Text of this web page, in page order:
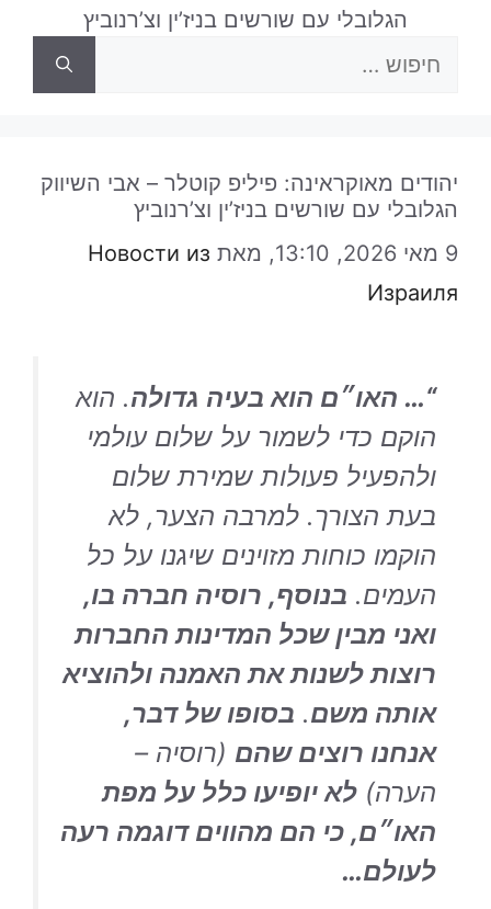
הגלובלי עם שורשים בניז’ין וצ’רנוביץ
יהודים מאוקראינה: פיליפ קוטלר – אבי השיווק
הגלובלי עם שורשים בניז’ין וצ’רנוביץ
9 מאי 2026, 13:10,
מאת Новости из
Израиля
“… האו״ם הוא בעיה גדולה. הוא
הוקם כדי לשמור על שלום עולמי
ולהפעיל פעולות שמירת שלום
בעת הצורך. למרבה הצער, לא
הוקמו כוחות מזוינים שיגנו על כל
העמים. בנוסף, רוסיה חברה בו,
ואני מבין שכל המדינות החברות
רוצות לשנות את האמנה ולהוציא
אותה משם. בסופו של דבר,
אנחנו רוצים שהם (רוסיה –
הערה) לא יופיעו כלל על מפת
האו״ם, כי הם מהווים דוגמה רעה
לעולם…